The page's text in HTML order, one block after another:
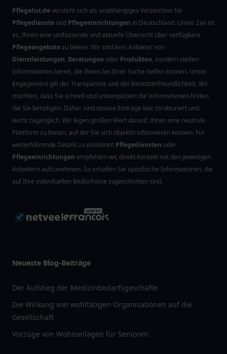
Pflegelist.deversteht sich als unabhängiges Verzeichnis für
Pflegedienste und Pflegeeinrichtungen in Deutschland. Unser Ziel ist
es, Ihnen eine umfassende und aktuelle Übersicht über verfügbare
Pflegeangebotezu bieten. Wir sind kein Anbieter von
Dienstleistungen, Beratungen oder Produkten, sondern stellen
Informationen bereit, die Ihnen bei Ihrer Suche helfen können. Unser
Engagement gilt der Transparenz und der Benutzerfreundlichkeit. Wir
möchten, dass Sie schnell und unkompliziert die Informationen finden,
die Sie benötigen. Daher sind unsere Einträge klar strukturiert und
leicht zugänglich. Wir legen großen Wert darauf, Ihnen eine neutrale
Plattform zu bieten, auf der Sie sich objektiv informieren können. Für
weiterführende Details zu einzelnen Pflegediensten oder
Pflegeeinrichtungen empfehlen wir, direkt Kontakt mit den jeweiligen
Anbietern aufzunehmen. So erhalten Sie spezifische Informationen, die
auf Ihre individuellen Bedürfnisse zugeschnitten sind.
Neueste Blog-Beiträge
Der Aufstieg der Medizinbedarfsgeschäfte
Die Wirkung von wohltätigen Organisationen auf die
Gesellschaft
Vorzüge von Wohnanlagen für Senioren